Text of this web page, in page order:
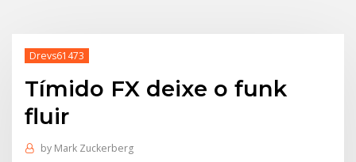
Drevs61473
Tímido FX deixe o funk
fluir
by Mark Zuckerberg